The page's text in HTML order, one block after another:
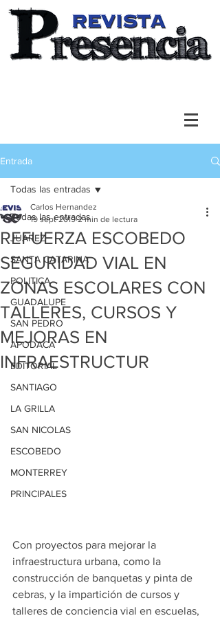
Entrada
Todas las entradas
JUAREZ
SANTA CATARINA
POLITICA
GUADALUPE
SAN PEDRO
APODACA
EDITORIAL
SANTIAGO
LA GRILLA
SAN NICOLAS
ESCOBEDO
MONTERREY
PRINCIPALES
Todas las entradas
REFUERZA ESCOBEDO
SEGURIDAD VIAL EN
ZONAS ESCOLARES CON
TALLERES, CURSOS Y
MEJORAS EN
INFRAESTRUCTUR
Carlos Hernandez
19 sept 2019 2 min de lectura
Con proyectos para mejorar la
infraestructura urbana, como la
construcción de banquetas y pinta de
cebras, y la impartición de cursos y
talleres de conciencia vial en escuelas,